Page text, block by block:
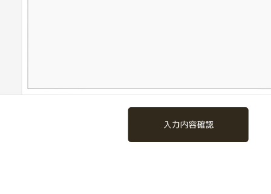
入力内容確認